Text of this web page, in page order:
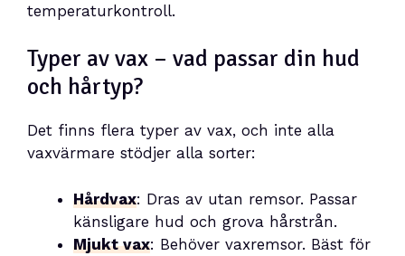
temperaturkontroll.
Typer av vax – vad passar din hud
och hårtyp?
Det finns flera typer av vax, och inte alla
vaxvärmare stödjer alla sorter:
Hårdvax: Dras av utan remsor. Passar
känsligare hud och grova hårstrån.
Mjukt vax: Behöver vaxremsor. Bäst för